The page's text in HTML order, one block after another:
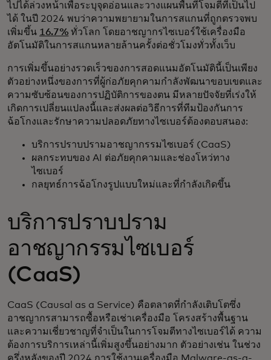
ไปได้ล่วงหน้าเพื่อระบุจุดอ่อนและวางแผนพื้นที่โจมตีที่เป็นไป
ได้ ในปี 2024 พบว่าความพยายามในการสแกนที่ถูกตรวจพบ
เพิ่มขึ้น 16.7% ทั่วโลก โดยอาชญากรไซเบอร์ใช้เครื่องมือ
อัตโนมัติในการสแกนหลายล้านครั้งต่อชั่วโมงทั่วทั้งเว็บ
การเพิ่มขึ้นอย่างรวดเร็วของการสอดแนมอัตโนมัตินี้เป็นเพียง
ตัวอย่างหนึ่งของการที่ผู้ก่อภัยคุกคามกำลังพัฒนาขอบเขตและ
ความซับซ้อนของการปฏิบัติการของตน มีหลายปัจจัยที่เร่งให้
เกิดการเปลี่ยนแปลงนี้และส่งผลต่อวิธีการที่ทีมป้องกันการ
ฉ้อโกงและรักษาความปลอดภัยทางไซเบอร์ต้องตอบสนอง:
บริการปราบปรามอาชญากรรมไซเบอร์ (CaaS)
ผลกระทบของ AI ต่อภัยคุกคามและช่องโหว่ทาง
ไซเบอร์
กลยุทธ์การฉ้อโกงรูปแบบใหม่และที่กำลังเกิดขึ้น
บริการปราบปราม
อาชญากรรมไซเบอร์
(CaaS)
CaaS (Causal as a Service) คือตลาดที่กำลังเติบโตซึ่ง
อาชญากรสามารถซื้อหรือเช่าเครื่องมือ โครงสร้างพื้นฐาน
และความเชี่ยวชาญที่จำเป็นในการโจมตีทางไซเบอร์ได้ ความ
ต้องการบริการเหล่านี้เพิ่มสูงขึ้นอย่างมาก ตัวอย่างเช่น ในช่วง